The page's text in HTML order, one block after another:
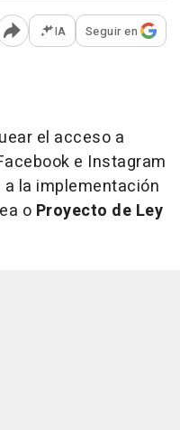
Abrir opciones para
IA Seguir en
el acceso a
e Instagram
la implementación
o Proyecto de Ley